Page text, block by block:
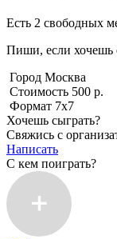
Есть 2 свободных
Пиши, если хочешь
Город Москва
Стоимость 500 р.
Формат 7x7
Хочешь сыграть?
Свяжись с
Написать
С кем поиграть?